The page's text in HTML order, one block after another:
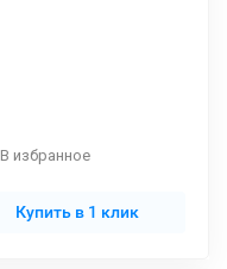
В избранное
Купить в 1 клик